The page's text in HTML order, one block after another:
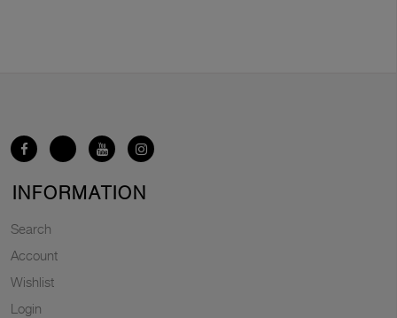
INFORMATION
Search
Account
Wishlist
Login